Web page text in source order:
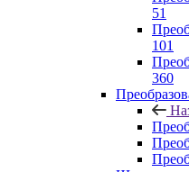
51
101
360